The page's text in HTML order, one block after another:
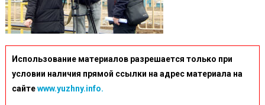
Использование материалов разрешается только при
условии наличия прямой ссылки на адрес материала на
сайтеwww.yuzhny.info.